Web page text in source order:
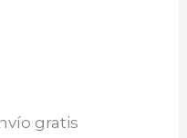
gratis